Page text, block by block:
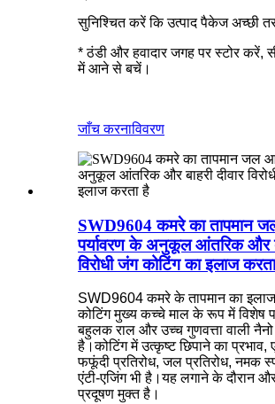
सुनिश्चित करें कि उत्पाद पैकेज अच्छी
* ठंडी और हवादार जगह पर स्टोर करें,
में आने से बचें।
जाँच करनाविवरण
SWD9604 कमरे का तापमान
पर्यावरण के अनुकूल आंतरिक और
विरोधी जंग कोटिंग का इलाज
SWD9604 कमरे के तापमान का इलाज
कोटिंग मुख्य कच्चे माल के रूप में विशेष
बहुलक राल और उच्च गुणवत्ता वाली नैनो
है।कोटिंग में उत्कृष्ट छिपाने का प्रभाव,
फफूंदी प्रतिरोध, जल प्रतिरोध, नमक
एंटी-एजिंग भी है।यह लगाने के दौरान
प्रदूषण मुक्त है।